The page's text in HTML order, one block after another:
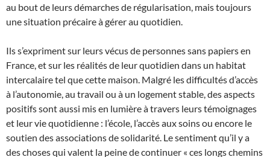
au bout de leurs démarches de régularisation, mais toujours
une situation précaire à gérer au quotidien.
Ils s’expriment sur leurs vécus de personnes sans papiers en
France, et sur les réalités de leur quotidien dans un habitat
intercalaire tel que cette maison. Malgré les difficultés d’accès
à l’autonomie, au travail ou à un logement stable, des aspects
positifs sont aussi mis en lumière à travers leurs témoignages
et leur vie quotidienne : l’école, l’accès aux soins ou encore le
soutien des associations de solidarité. Le sentiment qu’il y a
des choses qui valent la peine de continuer « ces longs chemins